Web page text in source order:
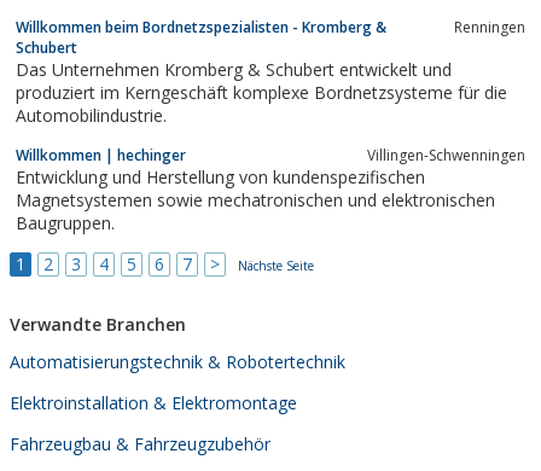
Willkommen beim Bordnetzspezialisten - Kromberg &
Schubert
Renningen
Das Unternehmen Kromberg & Schubert entwickelt und
produziert im Kerngeschäft komplexe Bordnetz­systeme für die
Automobilindustrie.
Willkommen | hechinger Villingen-Schwenningen
Entwicklung und Herstellung von kundenspezifischen
Magnetsystemen sowie mechatronischen und elektronischen
Baugruppen.
1
2 3 4 5 6 7 > Nächste Seite
Verwandte Branchen
Automatisierungstechnik & Robotertechnik
Elektroinstallation & Elektromontage
Fahrzeugbau & Fahrzeugzubehör